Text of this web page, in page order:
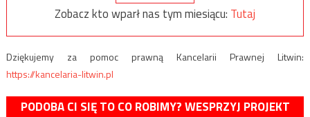
Zobacz kto wparł nas tym miesiącu: Tutaj
Dziękujemy za pomoc prawną Kancelarii Prawnej Litwin:
https://kancelaria-litwin.pl
PODOBA CI SIĘ TO CO ROBIMY? WESPRZYJ PROJEKT